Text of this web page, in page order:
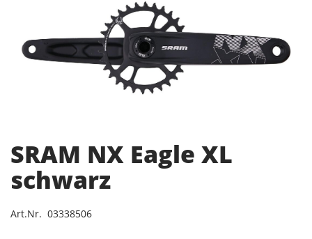
SRAM NX Eagle XL
schwarz
Art.Nr. 03338506